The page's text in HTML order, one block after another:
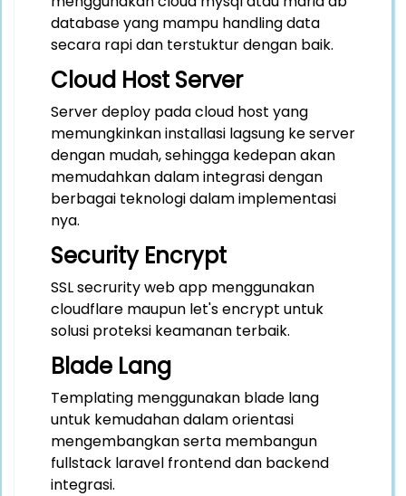
database yang mampu handling data
secara rapi dan terstuktur dengan baik.
Cloud Host Server
Server deploy pada cloud host yang
memungkinkan installasi lagsung ke server
dengan mudah, sehingga kedepan akan
memudahkan dalam integrasi dengan
berbagai teknologi dalam implementasi
nya.
Security Encrypt
SSL secrurity web app menggunakan
cloudflare maupun let's encrypt untuk
solusi proteksi keamanan terbaik.
Blade Lang
Templating menggunakan blade lang
untuk kemudahan dalam orientasi
mengembangkan serta membangun
fullstack laravel frontend dan backend
integrasi.